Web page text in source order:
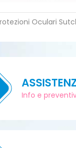
Oculari
Info e